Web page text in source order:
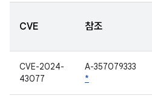
CVE 참조
CVE-2024-
43077
A-357079333
*